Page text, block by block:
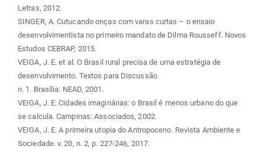
Letras, 2012.
SINGER, A. Cutucando onças com varas curtas – o ensaio
desenvolvimentista no primeiro mandato de Dilma Rousseff. Novos
Estudos CEBRAP, 2015.
VEIGA, J. E. et al. O Brasil rural precisa de uma estratégia de
desenvolvimento. Textos para Discussão
n. 1. Brasília: NEAD, 2001.
VEIGA, J. E. Cidades imaginárias: o Brasil é menos urbano do que
se calcula. Campinas: Associados, 2002.
VEIGA, J. E. A primeira utopia do Antropoceno. Revista Ambiente e
Sociedade. v. 20, n. 2, p. 227-246, 2017.